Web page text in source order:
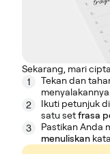
Sekarang, mari
1
Tekan dan
2
Ikuti petunjuk
satu setfrasa
3
Pastikan Anda
menuliskan